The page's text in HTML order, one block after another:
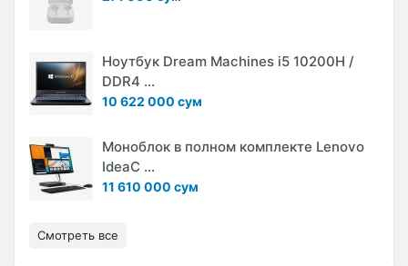
Ноутбук Dream Machines i5 10200H /
DDR4 ...
10 622 000 сум
Моноблок в полном комплекте Lenovo
IdeaC ...
11 610 000 сум
Смотреть все